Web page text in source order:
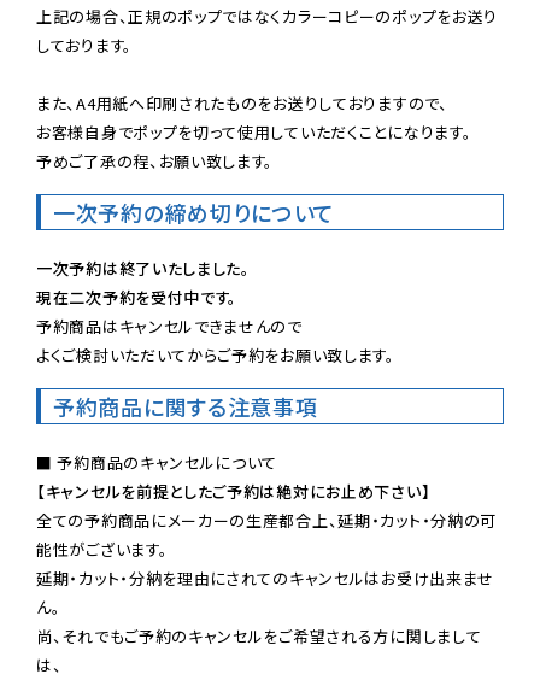
上記の場合、正規のポップではなくカラーコピーのポップをお送り
しております。
また、A4用紙へ印刷されたものをお送りしておりますので、
お客様自身でポップを切って使用していただくことになります。
予めご了承の程、お願い致します。
一次予約の締め切りについて
一次予約は終了いたしました。
現在二次予約を受付中です。
予約商品はキャンセルできませんので
よくご検討いただいてからご予約をお願い致します。
予約商品に関する注意事項
【キャンセルを前提としたご予約は絶対にお止め下さい】
全ての予約商品にメーカーの生産都合上、延期・カット・分納の可
能性がございます。
延期・カット・分納を理由にされてのキャンセルはお受け出来ませ
ん。
尚、それでもご予約のキャンセルをご希望される方に関しまして
は、